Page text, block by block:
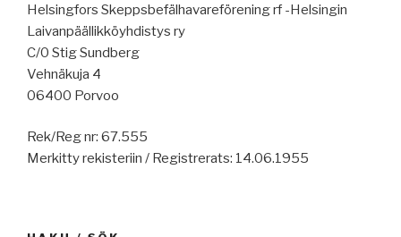
Helsingfors Skeppsbefälhavareförening rf -Helsingin
Laivanpäällikköyhdistys ry
C/0 Stig Sundberg
Vehnäkuja 4
06400 Porvoo
Rek/Reg nr: 67.555
Merkitty rekisteriin / Registrerats: 14.06.1955